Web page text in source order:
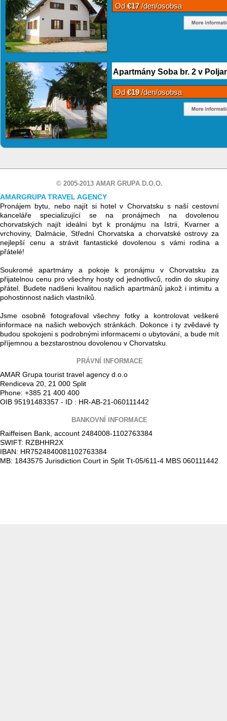
Od€17/den/osobsa
Apartmány Soba br. 2 v
Od€19/den/osobsa
© 2005-2013 AMAR GRUPA D.O.O.
AMARGRUPA TRAVEL AGENCY
Pronájem bytu, nebo najít si hotel v Chorvatsku s naší cestovní
kanceláře specializující se na pronájmech na dovolenou
chorvatských najít ideální byt k pronájmu na Istrii, Kvarner a
vrchoviny, Dalmácie, Střední Chorvatska a chorvatské ostrovy za
nejlepší cenu a strávit fantastické dovolenou s vámi rodina a
přátelé!
Soukromé apartmány a pokoje k pronájmu v Chorvatsku za
přijatelnou cenu pro všechny hosty od jednotlivců, rodin do skupiny
přátel. Budete nadšeni kvalitou našich apartmánů jakož i intimitu a
pohostinnost našich vlastníků.
Jsme osobně fotografoval všechny fotky a kontrolovat veškeré
informace na našich webových stránkách. Dokonce i ty zvědavé ty
budou spokojeni s podrobnými informacemi o ubytování, a bude mít
příjemnou a bezstarostnou dovolenou v Chorvatsku.
PRÁVNÍ INFORMACE
AMAR Grupa tourist travel agency d.o.o
Rendiceva 20, 21 000 Split
Phone: +385 21 400 400
OIB 95191483357 - ID : HR-AB-21-060111442
BANKOVNÍ INFORMACE
Raiffeisen Bank, account 2484008-1102763384
SWIFT: RZBHHR2X
IBAN: HR7524840081102763384
MB: 1843575 Jurisdiction Court in Split Tt-05/611-4 MBS 060111442